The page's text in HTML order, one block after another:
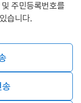
주민등록번호를
습니다.